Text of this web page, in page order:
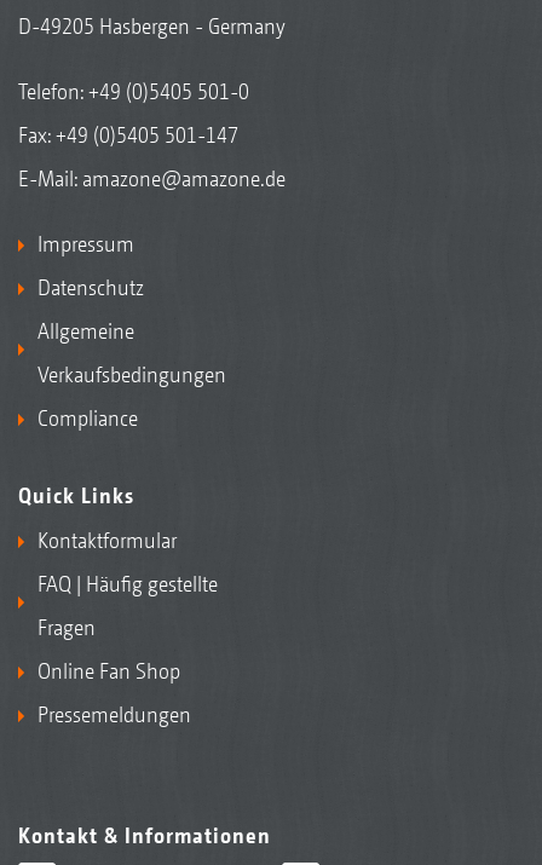
D-49205 Hasbergen - Germany
Telefon:+49 (0)5405 501-0
Fax: +49 (0)5405 501-147
E-Mail: amazone@amazone.de
Impressum
Datenschutz
Allgemeine
Verkaufsbedingungen
Compliance
Quick Links
Kontaktformular
FAQ | Häufig gestellte
Fragen
Online Fan Shop
Pressemeldungen
Kontakt & Informationen